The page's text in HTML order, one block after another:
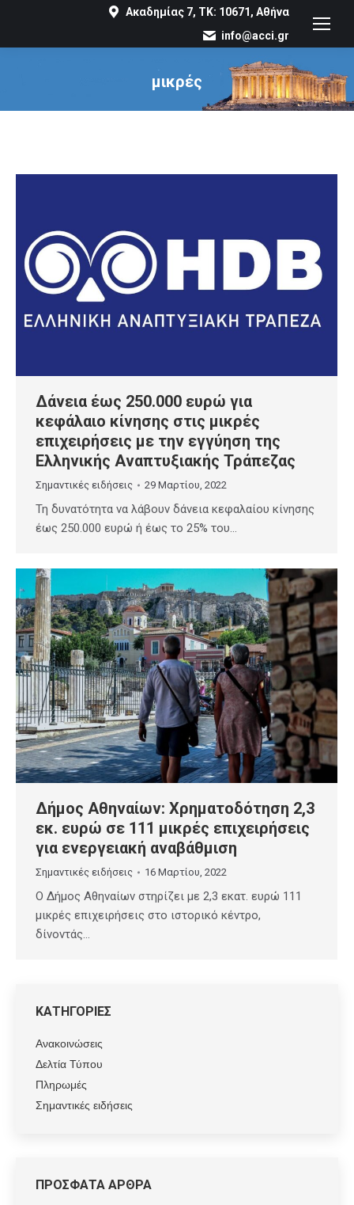
Ακαδημίας 7, ΤΚ: 10671, Αθήνα
info@acci.gr
μικρές
You are here:
Δάνεια έως 250.000 ευρώ για
κεφάλαιο κίνησης στις μικρές
επιχειρήσεις με την εγγύηση της
Ελληνικής Αναπτυξιακής Τράπεζας
Σημαντικές ειδήσεις 29 Μαρτίου, 2022
Τη δυνατότητα να λάβουν δάνεια κεφαλαίου κίνησης
έως 250.000 ευρώ ή έως το 25% του…
Δήμος Αθηναίων: Χρηματοδότηση 2,3
εκ. ευρώ σε 111 μικρές επιχειρήσεις
για ενεργειακή αναβάθμιση
Σημαντικές ειδήσεις 16 Μαρτίου, 2022
Ο Δήμος Αθηναίων στηρίζει με 2,3 εκατ. ευρώ 111
μικρές επιχειρήσεις στο ιστορικό κέντρο,
δίνοντάς…
ΚΑΤΗΓΟΡΙΕΣ
Ανακοινώσεις
Δελτία Τύπου
Πληρωμές
Σημαντικές ειδήσεις
ΠΡΟΣΦΑΤΑ ΑΡΘΡΑ